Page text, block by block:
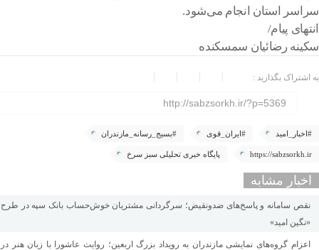
سراسر استان انجام می‌شود.
انتهای پیام/
سکینه رضائیان سمسکنده
به اشتراک بگذارید :
http://sabzsorkh.ir/?p=5369
#اخبار_امید #ایران_قوی #بسیج_رسانه_مازندران
https://sabzsorkh.ir پایگاه خبری تحلیلی سبز سرخ
اخبار مشابه
نقص سامانه و پاسخ‌های ضدونقیض؛ سرگردانی مشتریان خوش‌حساب بانک سپه در طرح
«نگین امید»
اعزام گروه‌های نمایشی مازندران به رویداد بزرگ اربعین؛ روایت عاشورا با زبان هنر در